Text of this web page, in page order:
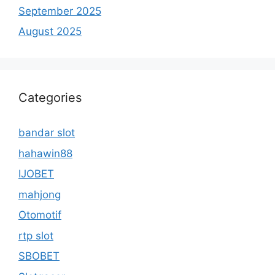
September 2025
August 2025
Categories
bandar slot
hahawin88
IJOBET
mahjong
Otomotif
rtp slot
SBOBET